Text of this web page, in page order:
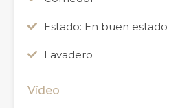
Estado: En buen estado
Lavadero
Vídeo